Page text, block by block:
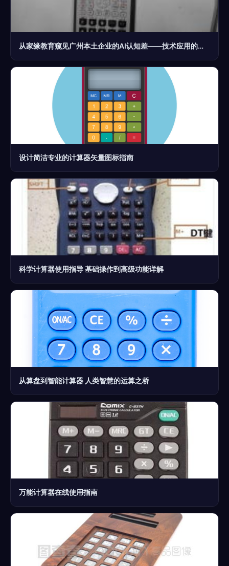
从家缘教育窥见广州本土企业的AI认知差——技术应用的断层正在重新划定企业阶层
设计简洁专业的计算器矢量图标指南
科学计算器使用指导 基础操作到高级功能详解
从算盘到智能计算器 人类智慧的运算之桥
万能计算器在线使用指南